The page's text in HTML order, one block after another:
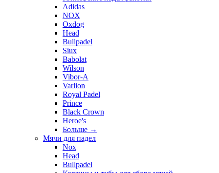
Adidas
NOX
Oxdog
Head
Bullpadel
Siux
Babolat
Wilson
Vibor-A
Varlion
Royal Padel
Prince
Black Crown
Heroe's
Больше →
Мячи для падел
Nox
Head
Bullpadel